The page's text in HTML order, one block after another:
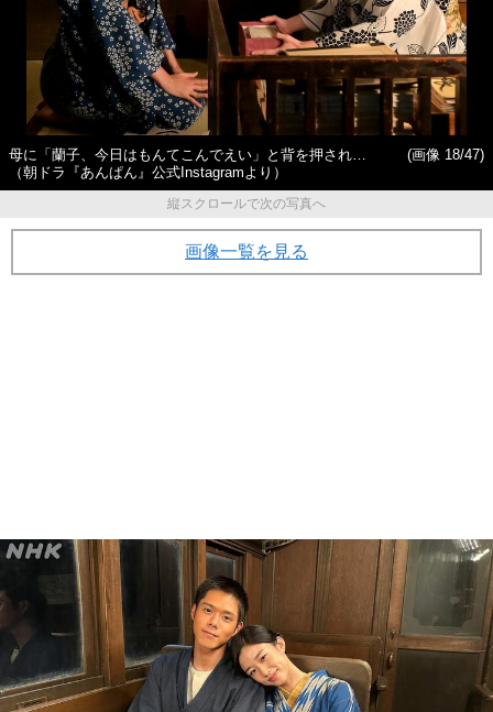
母に「蘭子、今日はもんてこんでえい」と背を押され…
（朝ドラ『あんぱん』公式Instagramより）
(画像 18/47)
縦スクロールで次の写真へ
画像一覧を見る